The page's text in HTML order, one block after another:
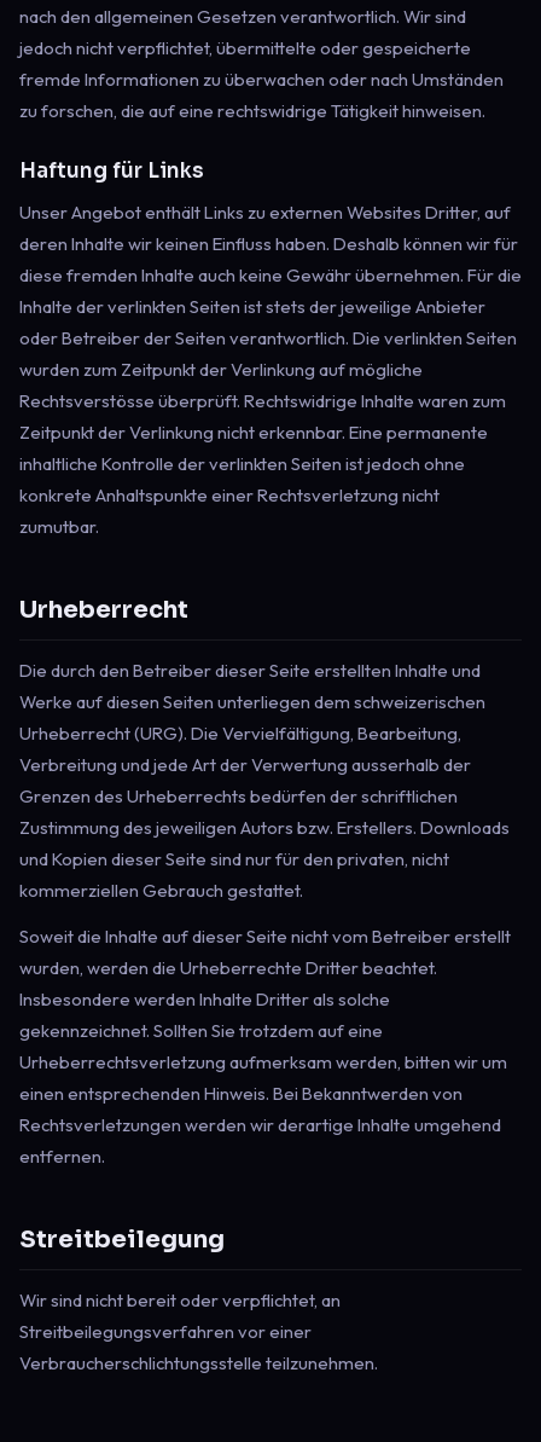
nach den allgemeinen Gesetzen verantwortlich. Wir sind
jedoch nicht verpflichtet, übermittelte oder gespeicherte
fremde Informationen zu überwachen oder nach Umständen
zu forschen, die auf eine rechtswidrige Tätigkeit hinweisen.
Haftung für Links
Unser Angebot enthält Links zu externen Websites Dritter, auf
deren Inhalte wir keinen Einfluss haben. Deshalb können wir für
diese fremden Inhalte auch keine Gewähr übernehmen. Für die
Inhalte der verlinkten Seiten ist stets der jeweilige Anbieter
oder Betreiber der Seiten verantwortlich. Die verlinkten Seiten
wurden zum Zeitpunkt der Verlinkung auf mögliche
Rechtsverstösse überprüft. Rechtswidrige Inhalte waren zum
Zeitpunkt der Verlinkung nicht erkennbar. Eine permanente
inhaltliche Kontrolle der verlinkten Seiten ist jedoch ohne
konkrete Anhaltspunkte einer Rechtsverletzung nicht
zumutbar.
Urheberrecht
Die durch den Betreiber dieser Seite erstellten Inhalte und
Werke auf diesen Seiten unterliegen dem schweizerischen
Urheberrecht (URG). Die Vervielfältigung, Bearbeitung,
Verbreitung und jede Art der Verwertung ausserhalb der
Grenzen des Urheberrechts bedürfen der schriftlichen
Zustimmung des jeweiligen Autors bzw. Erstellers. Downloads
und Kopien dieser Seite sind nur für den privaten, nicht
kommerziellen Gebrauch gestattet.
Soweit die Inhalte auf dieser Seite nicht vom Betreiber erstellt
wurden, werden die Urheberrechte Dritter beachtet.
Insbesondere werden Inhalte Dritter als solche
gekennzeichnet. Sollten Sie trotzdem auf eine
Urheberrechtsverletzung aufmerksam werden, bitten wir um
einen entsprechenden Hinweis. Bei Bekanntwerden von
Rechtsverletzungen werden wir derartige Inhalte umgehend
entfernen.
Streitbeilegung
Wir sind nicht bereit oder verpflichtet, an
Streitbeilegungsverfahren vor einer
Verbraucherschlichtungsstelle teilzunehmen.